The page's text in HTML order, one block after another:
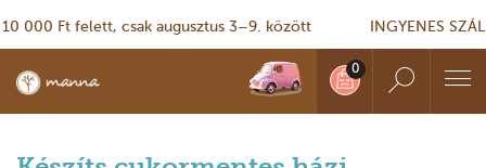
000 Ft felett, csak augusztus 3–9. között INGYENES